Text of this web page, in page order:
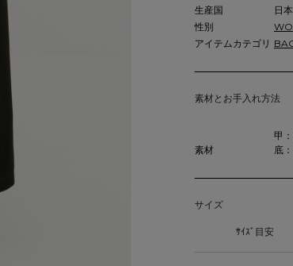
生産国
日本
性別
アイテムカテゴリ
素材とお手入れ方法
素材
甲
底
サイズ
ｻｲｽﾞ目安